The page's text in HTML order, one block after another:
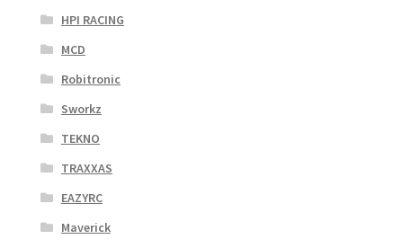
HPI RACING
MCD
Robitronic
Sworkz
TEKNO
TRAXXAS
EAZYRC
Maverick